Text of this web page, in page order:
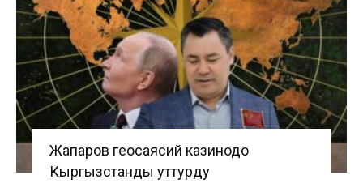
Жапаров геосаясий казинодо
Кыргызстанды уттурду